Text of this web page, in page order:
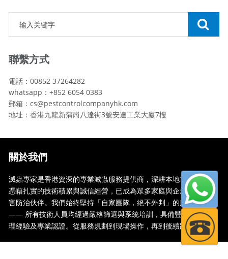
聯繫方式
電話：00852 37264282
whatsapp：+852 6054 0383
郵箱：cs@pestcontrolcompanyhk.com
地址：香港九龍新蒲崗八達街3號安達工業大廈7樓
關於我們
滅蟲專家是香港資深的專業滅蟲服務提供商，深耕本地市場多年，
憑藉扎實的技術積累與誠信經營，已成為眾多家庭與企業信賴的蟲
害防治伙伴。我們始終堅持「自家團隊，絕不外判」的服務承諾
—— 所有技術人員均經過嚴格篩選與系統培訓，具備豐富的現場處
理經驗及專業認證。從服務規劃到現場操作，再到後續跟蹤，全...